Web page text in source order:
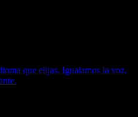
que elijas. Igualamos la voz,